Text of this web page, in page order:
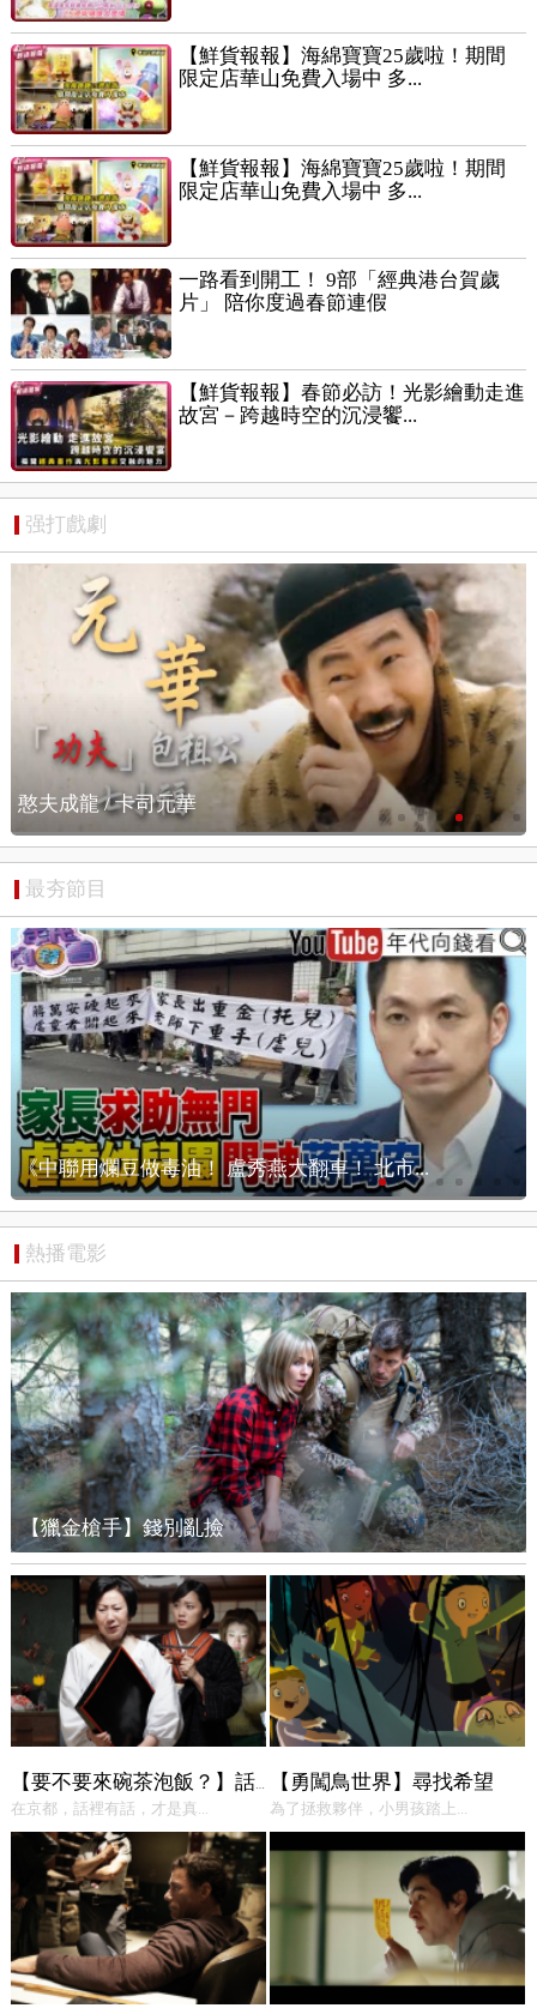
【鮮貨報報】海綿寶寶25歲啦！期間
限定店華山免費入場中 多...
【鮮貨報報】海綿寶寶25歲啦！期間
限定店華山免費入場中 多...
一路看到開工！ 9部「經典港台賀歲
片」 陪你度過春節連假
【鮮貨報報】春節必訪！光影繪動走進
故宮－跨越時空的沉浸饗...
强打戲劇
憨夫成龍 / 搶先看
最夯節目
【狠狠抖內幕】抓！毒油真門神現身？盧秀燕...
熱播電影
【獵金槍手】錢別亂撿
【要不要來碗茶泡飯？】話中有話
在京都，話裡有話，才是真...
【勇闖鳥世界】尋找希望
為了拯救夥伴，小男孩踏上...